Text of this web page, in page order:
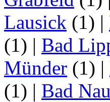
Lausick (1) |
(1) | Bad
Münder (1) |
(1) | Bad